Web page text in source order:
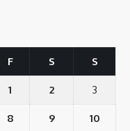
F S S
1 2 3
8 9 10